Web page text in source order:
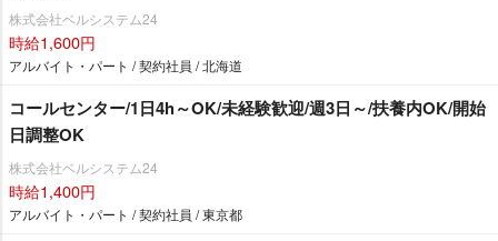
株式会社ベルシステム24
時給1,600円
アルバイト・パート / 契約社員 / 北海道
コールセンター/1日4h～OK/未経験歓迎/週3日～/扶養内OK/開始
日調整OK
株式会社ベルシステム24
時給1,400円
アルバイト・パート / 契約社員 / 東京都